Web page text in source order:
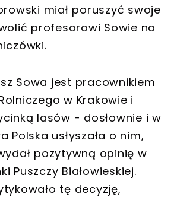
miał poruszyć swoje
profesorowi Sowie na
Sowa jest pracownikiem
w Krakowie i
lasów - dosłownie i w
Polska usłyszała o nim,
pozytywną opinię w
Puszczy Białowieskiej.
tę decyzję,